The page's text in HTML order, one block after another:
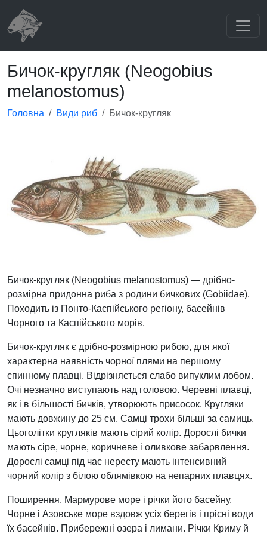
Бичок-кругляк (Neogobius
melanostomus)
Головна Види риб Бичок-кругляк
Бичок-кругляк (Neogobius melanostomus) — дрібно-
розмірна придонна риба з родини бичкових (Gobiidae).
Походить із Понто-Каспійського регіону, басейнів
Чорного та Каспійського морів.
Бичок-кругляк є дрібно-розмірною рибою, для якої
характерна наявність чорної плями на першому
спинному плавці. Відрізняється слабо випуклим лобом.
Очі незначно виступають над головою. Черевні плавці,
як і в більшості бичків, утворюють присосок. Кругляки
мають довжину до 25 см. Самці трохи більші за самиць.
Цьоголітки кругляків мають сірий колір. Дорослі бички
мають сіре, чорне, коричневе і оливкове забарвлення.
Дорослі самці під час нересту мають інтенсивний
чорний колір з білою облямівкою на непарних плавцях.
Поширення. Мармурове море і річки його басейну.
Чорне і Азовське море вздовж усіх берегів і прісні води
їх басейнів. Прибережні озера і лимани. Річки Криму й